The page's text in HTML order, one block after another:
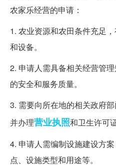
农家乐经营的申请：
1. 农业资源和农田条件充足
和设备。
2. 申请人需具备相关经营管
的安全和服务质量。
3. 需要向所在地的相关政府
并办理营业执照和卫生许可证
4. 申请人需编制设施建设方
点、设施类型和用途等。